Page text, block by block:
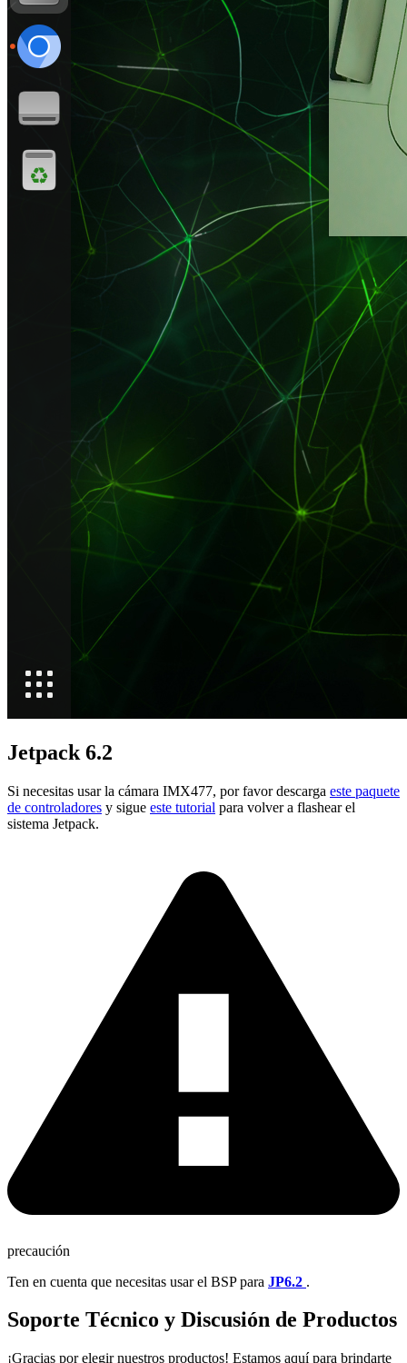
Jetpack 6.2
Si necesitas usar la cámara IMX477, por favor descarga este paquete
de controladores y sigue este tutorial para volver a flashear el
sistema Jetpack.
precaución
Ten en cuenta que necesitas usar el BSP para JP6.2 .
Soporte Técnico y Discusión de Productos
¡Gracias por elegir nuestros productos! Estamos aquí para brindarte